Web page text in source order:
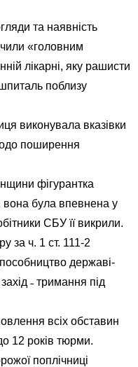
та наявність
«головним
лікарні, яку рашисти
поблизу
виконувала вказівки
поширення
фігурантка
вона була впевнена у
СБУ її викрили.
за ч. 1 ст. 111-2
державі-
˗ тримання під
всіх обставин
12 років тюрми.
поплічниці